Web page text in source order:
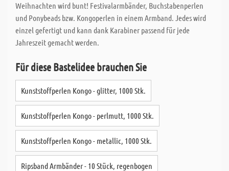
Weihnachten wird bunt! Festivalarmbänder, Buchstabenperlen
und Ponybeads bzw. Kongoperlen in einem Armband. Jedes wird
einzel gefertigt und kann dank Karabiner passend für jede
Jahreszeit gemacht werden.
Für diese Bastelidee brauchen Sie
Kunststoffperlen Kongo - glitter, 1000 Stk.
Kunststoffperlen Kongo - perlmutt, 1000 Stk.
Kunststoffperlen Kongo - metallic, 1000 Stk.
Ripsband Armbänder - 10 Stück, regenbogen